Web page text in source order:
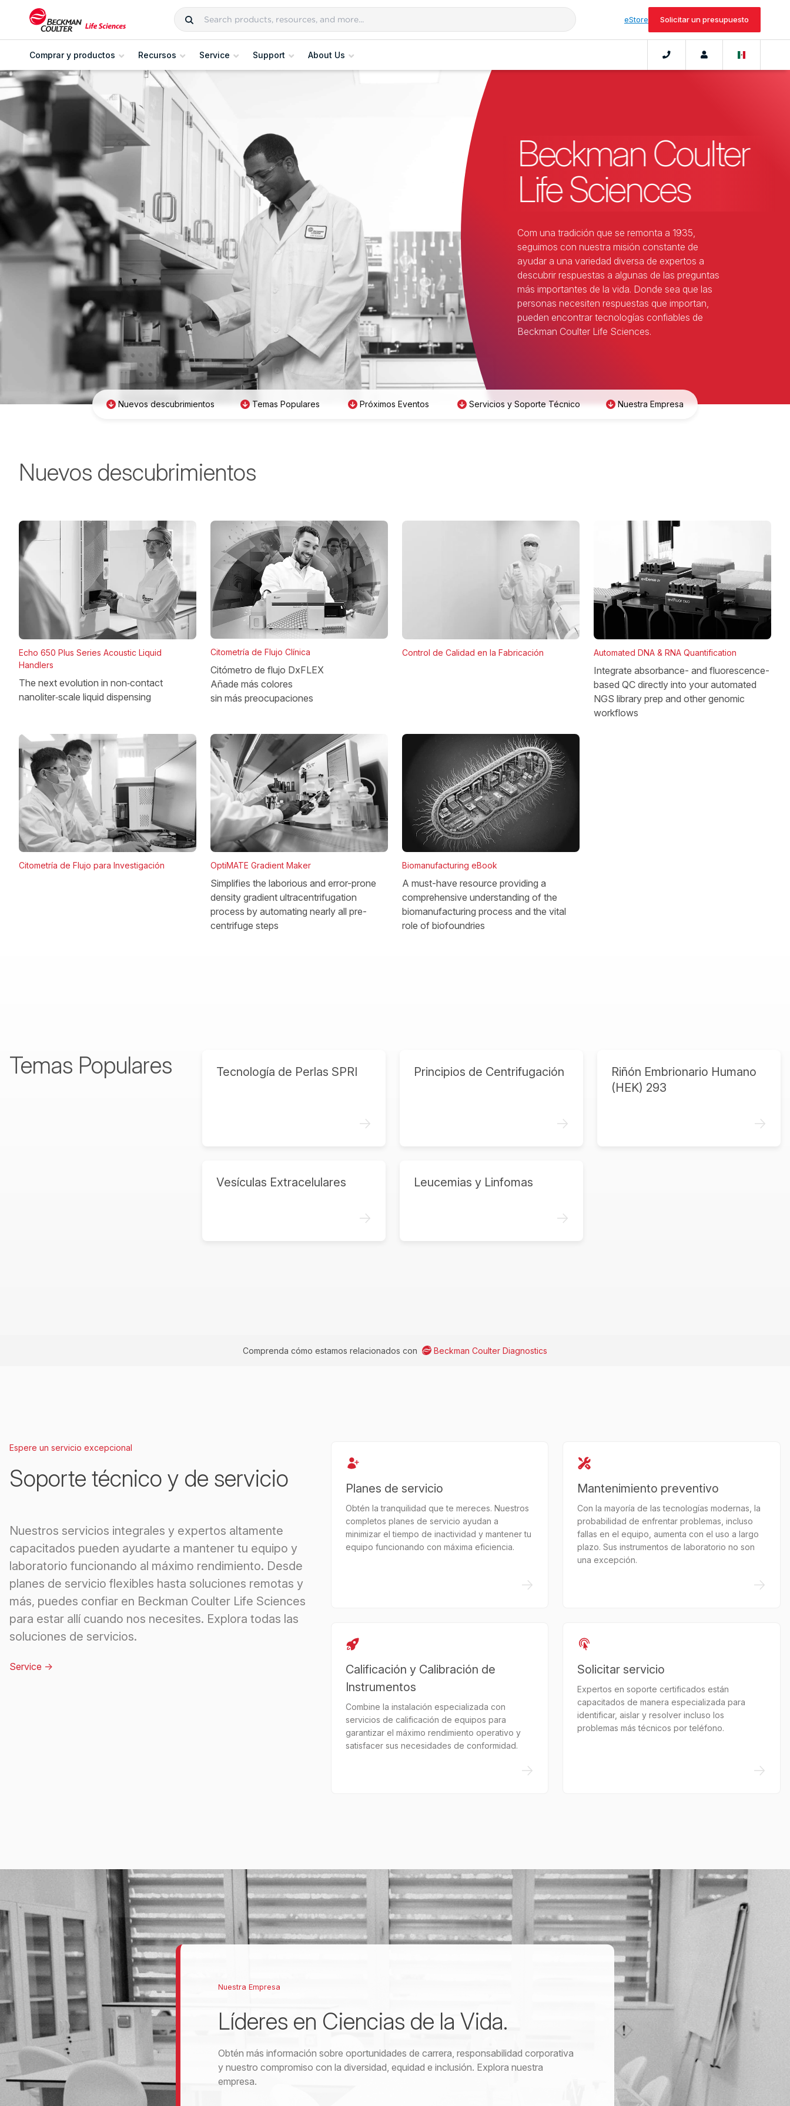
eStore Solicitar un presupuesto
Comprar y productos Recursos Service Support About Us
Beckman Coulter
Life Sciences
Com una tradición que se remonta a 1935,
seguimos con nuestra misión constante de
ayudar a una variedad diversa de expertos a
descubrir respuestas a algunas de las preguntas
más importantes de la vida. Donde sea que las
personas necesiten respuestas que importan,
pueden encontrar tecnologías confiables de
Beckman Coulter Life Sciences.
Nuevos descubrimientos Temas Populares Próximos Eventos Servicios y Soporte Técnico Nuestra Empresa
Nuevos descubrimientos
Echo 650 Plus Series Acoustic Liquid
Handlers
The next evolution in non‑contact
nanoliter‑scale liquid dispensing
Citometría de Flujo Clínica
Citómetro de flujo DxFLEX
Añade más colores
sin más preocupaciones
Control de Calidad en la Fabricación Automated DNA & RNA Quantification
Integrate absorbance- and fluorescence-
based QC directly into your automated
NGS library prep and other genomic
workflows
Citometría de Flujo para Investigación OptiMATE Gradient Maker
Simplifies the laborious and error-prone
density gradient ultracentrifugation
process by automating nearly all pre-
centrifuge steps
Biomanufacturing eBook
A must-have resource providing a
comprehensive understanding of the
biomanufacturing process and the vital
role of biofoundries
Temas Populares Tecnología de Perlas SPRI
->
Principios de Centrifugación
->
Riñón Embrionario Humano
(HEK) 293
->
Vesículas Extracelulares
->
Leucemias y Linfomas
->
Comprenda cómo estamos relacionados con Beckman Coulter Diagnostics
Espere un servicio excepcional
Soporte técnico y de servicio
Nuestros servicios integrales y expertos altamente
capacitados pueden ayudarte a mantener tu equipo y
laboratorio funcionando al máximo rendimiento. Desde
planes de servicio flexibles hasta soluciones remotas y
más, puedes confiar en Beckman Coulter Life Sciences
para estar allí cuando nos necesites. Explora todas las
soluciones de servicios.
Service ->
Planes de servicio
Obtén la tranquilidad que te mereces. Nuestros
completos planes de servicio ayudan a
minimizar el tiempo de inactividad y mantener tu
equipo funcionando con máxima eficiencia.
->
Mantenimiento preventivo
Con la mayoría de las tecnologías modernas, la
probabilidad de enfrentar problemas, incluso
fallas en el equipo, aumenta con el uso a largo
plazo. Sus instrumentos de laboratorio no son
una excepción.
->
Calificación y Calibración de
Instrumentos
Combine la instalación especializada con
servicios de calificación de equipos para
garantizar el máximo rendimiento operativo y
satisfacer sus necesidades de conformidad.
->
Solicitar servicio
Expertos en soporte certificados están
capacitados de manera especializada para
identificar, aislar y resolver incluso los
problemas más técnicos por teléfono.
->
Nuestra Empresa
Líderes en Ciencias de la Vida.
Obtén más información sobre oportunidades de carrera, responsabilidad corporativa
y nuestro compromiso con la diversidad, equidad e inclusión. Explora nuestra
empresa.